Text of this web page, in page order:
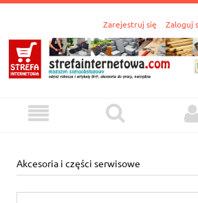
Zarejestruj się Zaloguj
Akcesoria i części serwisowe